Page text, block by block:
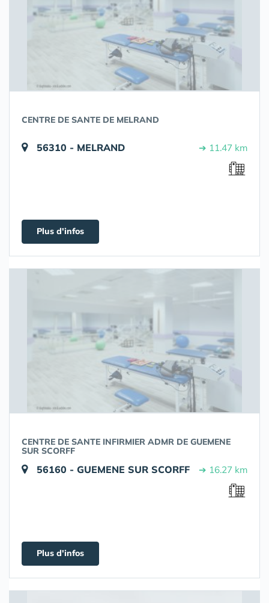
CENTRE DE SANTE DE MELRAND
56310 - MELRAND ➔ 11.47 km
Plus d'infos
CENTRE DE SANTE INFIRMIER ADMR DE GUEMENE
SUR SCORFF
56160 - GUEMENE SUR SCORFF ➔ 16.27 km
Plus d'infos